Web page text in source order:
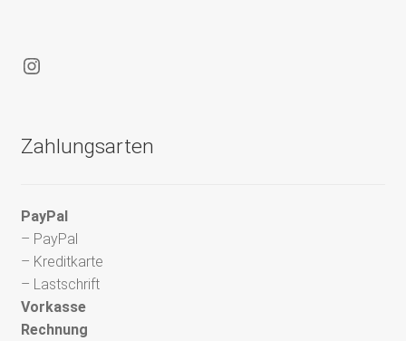
Instagram
Zahlungsarten
PayPal
– PayPal
– Kreditkarte
– Lastschrift
Vorkasse
Rechnung